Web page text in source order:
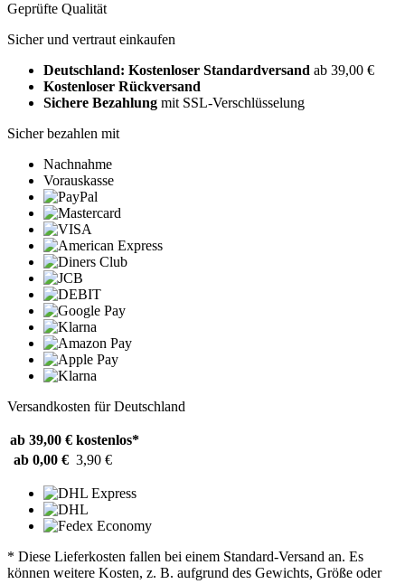
Geprüfte Qualität
Sicher und vertraut einkaufen
Deutschland: Kostenloser Standardversand ab 39,00 €
Kostenloser Rückversand
Sichere Bezahlung mit SSL-Verschlüsselung
Sicher bezahlen mit
Nachnahme
Vorauskasse
Versandkosten für Deutschland
ab 39,00 € kostenlos*
ab 0,00 € 3,90 €
* Diese Lieferkosten fallen bei einem Standard-Versand an. Es
können weitere Kosten, z. B. aufgrund des Gewichts, Größe oder